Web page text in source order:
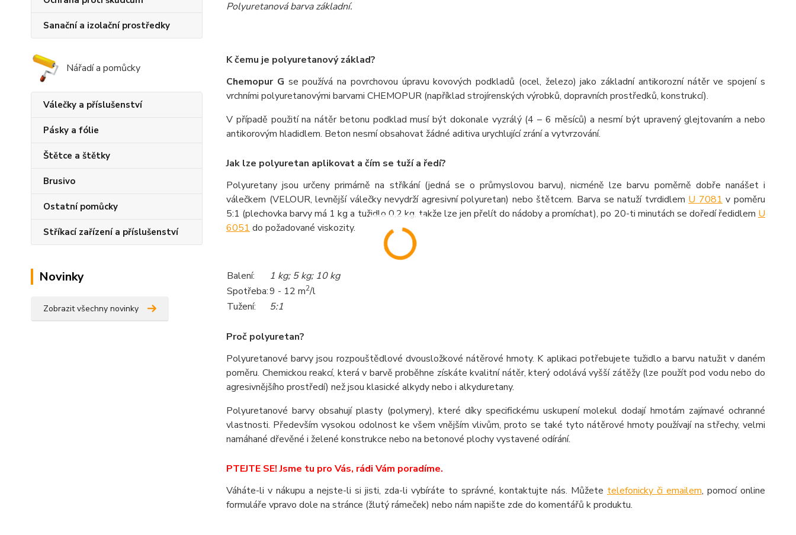
Sanační a izolační prostředky
Nářadí a pomůcky
Válečky a příslušenství
Pásky a fólie
Štětce a štětky
Brusivo
Ostatní pomůcky
Stříkací zařízení a příslušenství
Novinky
Zobrazit všechny novinky
Polyuretanová barva základní.
K čemu je polyuretanový základ?
Chemopur G se používá na povrchovou úpravu kovových podkladů (ocel, železo) jako základní antikorozní nátěr ve spojení s
vrchními polyuretanovými barvami CHEMOPUR (například strojírenských výrobků, dopravních prostředků, konstrukcí).
V případě použití na nátěr betonu podklad musí být dokonale vyzrálý (4 – 6 měsíců) a nesmí být upravený glejtovaním a nebo
antikorovým hladidlem. Beton nesmí obsahovat žádné aditiva urychlující zrání a vytvrzování.
Jak lze polyuretan aplikovat a čím se tuží a ředí?
Polyuretany jsou určeny primárně na stříkání (jedná se o průmyslovou barvu), nicméně lze barvu poměrně dobře nanášet i
válečkem (VELOUR, levnější válečky nevydrží agresivní polyuretan) nebo štětcem. Barva se natuží tvrdidlem U 7081 v poměru
5:1 (plechovka barvy má 1 kg a tužidlo 0,2 kg, takže lze jen přelít do nádoby a promíchat), po 20-ti minutách se doředíředidlem U
6051 do požadované viskozity.
Balení:
1 kg; 5 kg; 10 kg
Spotřeba:9 - 12 m2/l
Tužení:
5:1
Proč polyuretan?
Polyuretanové barvy jsou rozpouštědlové dvousložkové nátěrové hmoty. K aplikaci potřebujete tužidlo a barvu natužit v daném
poměru. Chemickou reakcí, která v barvě proběhne získáte kvalitní nátěr, který odolává vyšší zátěžy (lze použít pod vodu nebo do
agresivnějšího prostředí) než jsou klasické alkydy nebo i alkyduretany.
Polyuretanové barvy obsahují plasty (polymery), které díky specifickému uskupení molekul dodají hmotám zajímavé ochranné
vlastnosti. Především vysokou odolnost ke všem vnějším vlivům, proto se také tyto nátěrové hmoty používají na střechy, velmi
namáhané dřevěné i želené konstrukce nebo na betonové plochy vystavené odírání.
PTEJTE SE! Jsme tu pro Vás, rádi Vám poradíme.
Váháte-li v nákupu a nejste-li si jisti, zda-li vybíráte to správné, kontaktujte nás. Můžete telefonicky či emailem, pomocí online
formuláře vpravo dole na stránce (žlutý rámeček) nebo nám napište zde do komentářů k produktu.